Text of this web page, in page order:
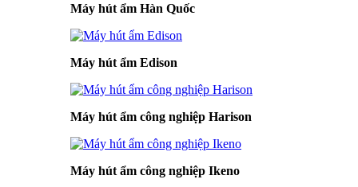
Máy hút ẩm Hàn Quốc
Máy hút ẩm Edison
Máy hút ẩm công nghiệp Harison
Máy hút ẩm công nghiệp Ikeno